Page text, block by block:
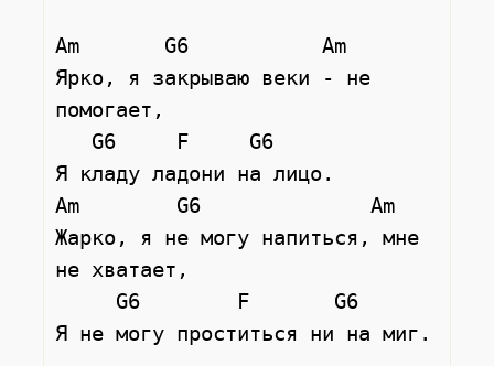
Am       G6           Am
Ярко, я закрываю веки - не
помогает,
Я кладу ладони на лицо.
Am        G6              Am
Жарко, я не могу напиться, мне
не хватает,
Я не могу проститься ни на миг.